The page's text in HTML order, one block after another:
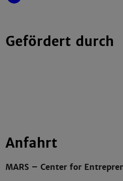
Gefördert durch
Anfahrt
MARS – Center for